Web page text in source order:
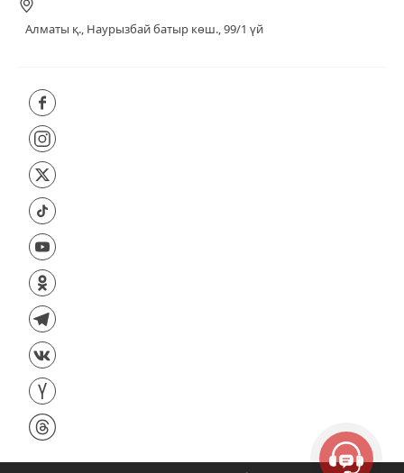
Алматы қ., Наурызбай батыр көш., 99/1 үй